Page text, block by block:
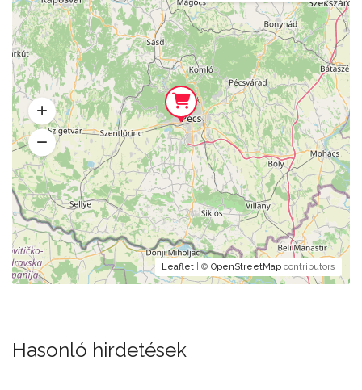
Leaflet | © OpenStreetMap contributors
Hasonló hirdetések